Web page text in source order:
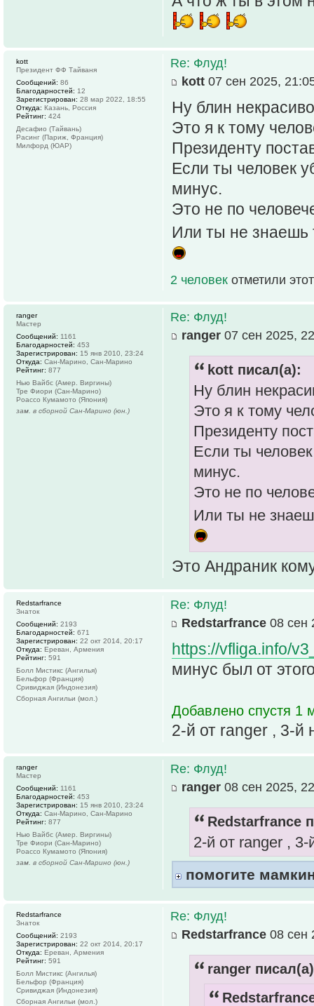
Re: Флуд!
kott 07 сен 2025,
Ну блин
Это я к тому
Президенту
Если ты человек
минус.
Это не по
Или ты не знаешь
2 человек отметили
kott
Президент ФФ Тайваня
Сообщений: 86
Благодарностей: 12
Зарегистрирован: 28 мар 2022, 18:55
Откуда: Казань, Россия
Рейтинг: 424
Десафио (Тайвань)
Расинг (Париж, Франция)
Милфорд (ЮАР)
Re: Флуд!
ranger 07 сен 2025,
kott писал(а):
Ну блин
Это я к тому
Президенту
Если ты
минус.
Это не по
Или ты не
Это Андраник
ranger
Мастер
Сообщений: 1161
Благодарностей: 453
Зарегистрирован: 15 янв 2010, 23:24
Откуда: Сан-Марино, Сан-Марино
Рейтинг: 877
Нью Вайбс (Амер. Виргины)
Тре Фиори (Сан-Марино)
Роассо Кумамото (Япония)
зам. в сборной Сан-Марино (юн.)
Re: Флуд!
Redstarfrance 08 сен
https://vfliga.info/
минус был от
Добавлено спустя 1
2-й от ranger , 3-й
Redstarfrance
Знаток
Сообщений: 2193
Благодарностей: 671
Зарегистрирован: 22 окт 2014, 20:17
Откуда: Ереван, Армения
Рейтинг: 591
Болл Мистикс (Ангилья)
Бельфор (Франция)
Сривиджая (Индонезия)
Сборная Ангильи (мол.)
Re: Флуд!
ranger 08 сен 2025,
Redstarfrance
2-й от ranger , 3-
помогите
ranger
Мастер
Сообщений: 1161
Благодарностей: 453
Зарегистрирован: 15 янв 2010, 23:24
Откуда: Сан-Марино, Сан-Марино
Рейтинг: 877
Нью Вайбс (Амер. Виргины)
Тре Фиори (Сан-Марино)
Роассо Кумамото (Япония)
зам. в сборной Сан-Марино (юн.)
Re: Флуд!
Redstarfrance 08 сен
ranger
Redstarfrance
Знаток
Сообщений: 2193
Зарегистрирован: 22 окт 2014, 20:17
Откуда: Ереван, Армения
Рейтинг: 591
Болл Мистикс (Ангилья)
Бельфор (Франция)
Сривиджая (Индонезия)
Сборная Ангильи (мол.)